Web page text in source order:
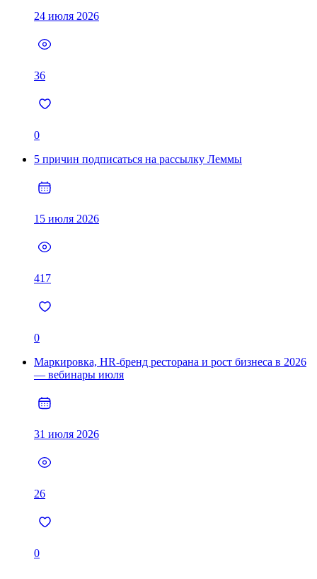
24 июля 2026
36
0
5 причин подписаться на рассылку Леммы
15 июля 2026
417
0
Маркировка, HR-бренд ресторана и рост бизнеса в 2026
— вебинары июля
31 июля 2026
26
0